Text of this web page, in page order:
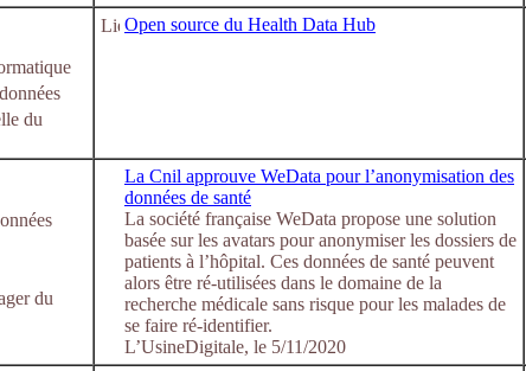
du
Open source du Health Data Hub
du
La Cnil approuve WeData pour l’anonymisation des
données de santé
La société française WeData propose une solution
basée sur les avatars pour anonymiser les dossiers de
patients à l’hôpital. Ces données de santé peuvent
alors être ré-utilisées dans le domaine de la
recherche médicale sans risque pour les malades de
se faire ré-identifier.
L’UsineDigitale, le 5/11/2020